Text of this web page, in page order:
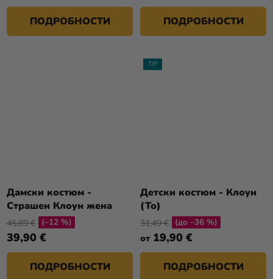
ПОДРОБНОСТИ ПОДРОБНОСТИ
Дамски костюм -
Страшен Клоун жена
39,90 €
45,69 € (–12 %)
ПОДРОБНОСТИ
TIP
Детски костюм - Клоун
(То)
от 19,90 €
31,49 € (до –36 %)
ПОДРОБНОСТИ